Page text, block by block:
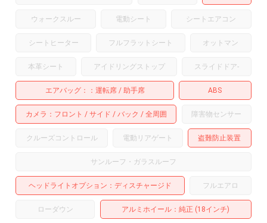
ウォークスルー 電動シート シートエアコン
シートヒーター フルフラットシート オットマン
本革シート アイドリングストップ スライドドア-
エアバッグ： 運転席 助手席 ABS
カメラ フロント サイド バック 全周囲 障害物センサー
クルーズコントロール 電動リアゲート 盗難防止装置
サンルーフ・ガラスルーフ
ヘッドライトオプション ディスチャージド フルエアロ
ローダウン アルミホイール ：純正 (18インチ)